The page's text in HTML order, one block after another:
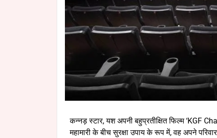
कन्नड़ स्टार, यश अपनी बहुप्रतीक्षित फिल्म ‘KGF
महामारी के बीच सुरक्षा उपाय के रूप में, वह अपने